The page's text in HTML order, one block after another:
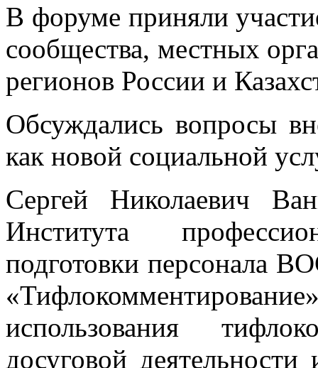
В форуме приняли
сообщества, местных
регионов России и
Обсуждались вопросы
как новой социальной
Сергей Николаевич
Института
подготовки персонала
использования
досуговой